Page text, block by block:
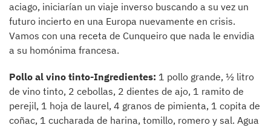
aciago, iniciarían un viaje inverso buscando a su vez un
futuro incierto en una Europa nuevamente en crisis.
Vamos con una receta de Cunqueiro que nada le envidia
a su homónima francesa.
Pollo al vino tinto-Ingredientes: 1 pollo grande, ½ litro
de vino tinto, 2 cebollas, 2 dientes de ajo, 1 ramito de
perejil, 1 hoja de laurel, 4 granos de pimienta, 1 copita de
coñac, 1 cucharada de harina, tomillo, romero y sal. Agua